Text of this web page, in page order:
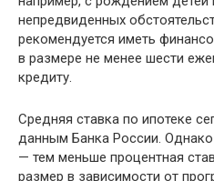
непредвиденных
рекомендуется иметь
в размере не менее шести
кредиту.
Средняя ставка по ипотеке
данным Банка России.
— тем меньше процентная
размер в зависимости от